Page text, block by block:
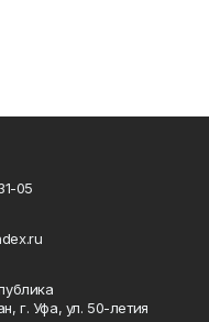
05
г. Уфа, ул. 50-летия